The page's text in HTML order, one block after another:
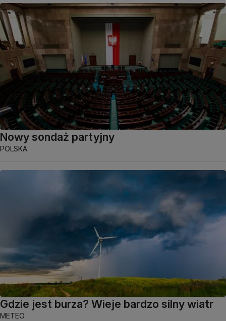
Nowy sondaż partyjny
POLSKA
Gdzie jest burza? Wieje bardzo silny wiatr
METEO